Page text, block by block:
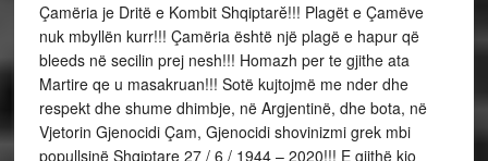
Çamëria je Dritë e Kombit Shqiptarĕ!!! Plagët e Çamëve
nuk mbyllën kurr!!! Çamëria është një plagë e hapur që
bleeds në secilin prej nesh!!! Homazh per te gjithe ata
Martire qe u masakruan!!! Sotë kujtojmë me nder dhe
respekt dhe shume dhimbje, në Argjentinë, dhe bota, në
Vjetorin Gjenocidi Çam, Gjenocidi shovinizmi grek mbi
popullsinë Shqiptare 27 / 6 / 1944 – 2020!!! E gjithë kjo